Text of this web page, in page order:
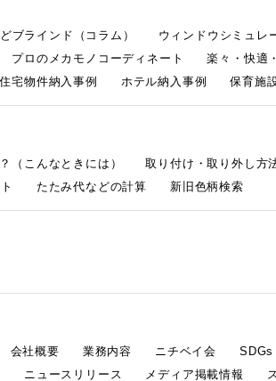
ブラインド（コラム）
ウィンドウシミュレ
プロのメカモノコーディネート
楽々・快適
宅物件納入事例 ホテル納入事例 保育施
（こんなときには）
取り付け・取り外し方
たたみ代などの計算 新旧色柄検索
会社概要 業務内容 ニチベイ会
SDGs
ニュースリリース メディア掲載情報